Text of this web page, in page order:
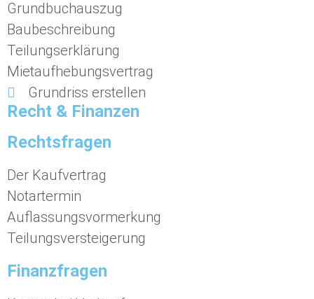
Grundbuchauszug
Baubeschreibung
Teilungserklärung
Mietaufhebungsvertrag
Grundriss erstellen
Recht & Finanzen
Rechtsfragen
Der Kaufvertrag
Notartermin
Auflassungsvormerkung
Teilungsversteigerung
Finanzfragen